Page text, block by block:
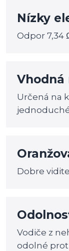
Nízky
Odpor 7,34
Vhodná
Určená na
Dobre
Vodiče z
odolné